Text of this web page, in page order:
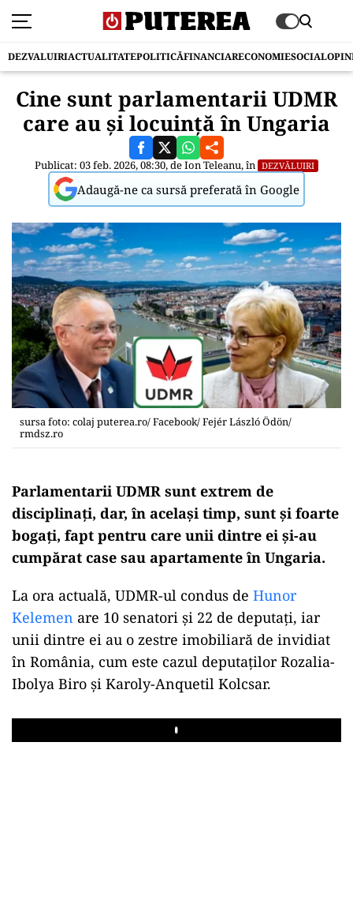
DEZVALUIRIACTUALITATEPOLITICĂFINANCIARECONOMIESOCIAL
Cine sunt parlamentarii UDMR
care au și locuință în Ungaria
Publicat: 03 feb. 2026, 08:30, deIon Teleanu, în DEZVĂLUIRI
Adaugă-ne ca sursă preferată în Google
sursa foto: colaj puterea.ro/ Facebook/ Fejér László Ödön/
rmdsz.ro
Parlamentarii UDMR sunt extrem de
disciplinați, dar, în același timp, sunt și foarte
bogați, fapt pentru care unii dintre ei și-au
cumpărat case sau apartamente în Ungaria.
La ora actuală, UDMR-ul condus de Hunor
Kelemen are 10 senatori și 22 de deputați, iar
unii dintre ei au o zestre imobiliară de invidiat
în România, cum este cazul deputaților Rozalia-
Ibolya Biro și Karoly-Anquetil Kolcsar.
Play